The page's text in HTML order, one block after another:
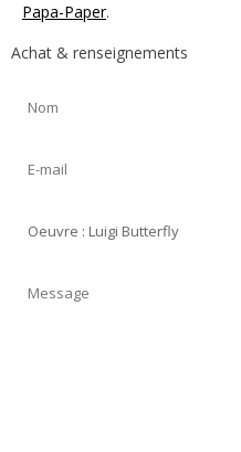
Papa-Paper.
Achat & renseignements